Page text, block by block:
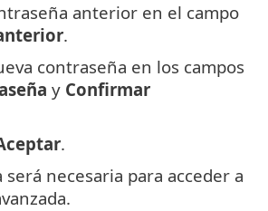
anterior en el campo
.
contraseña en los campos
y Confirmar
.
será necesaria para acceder a